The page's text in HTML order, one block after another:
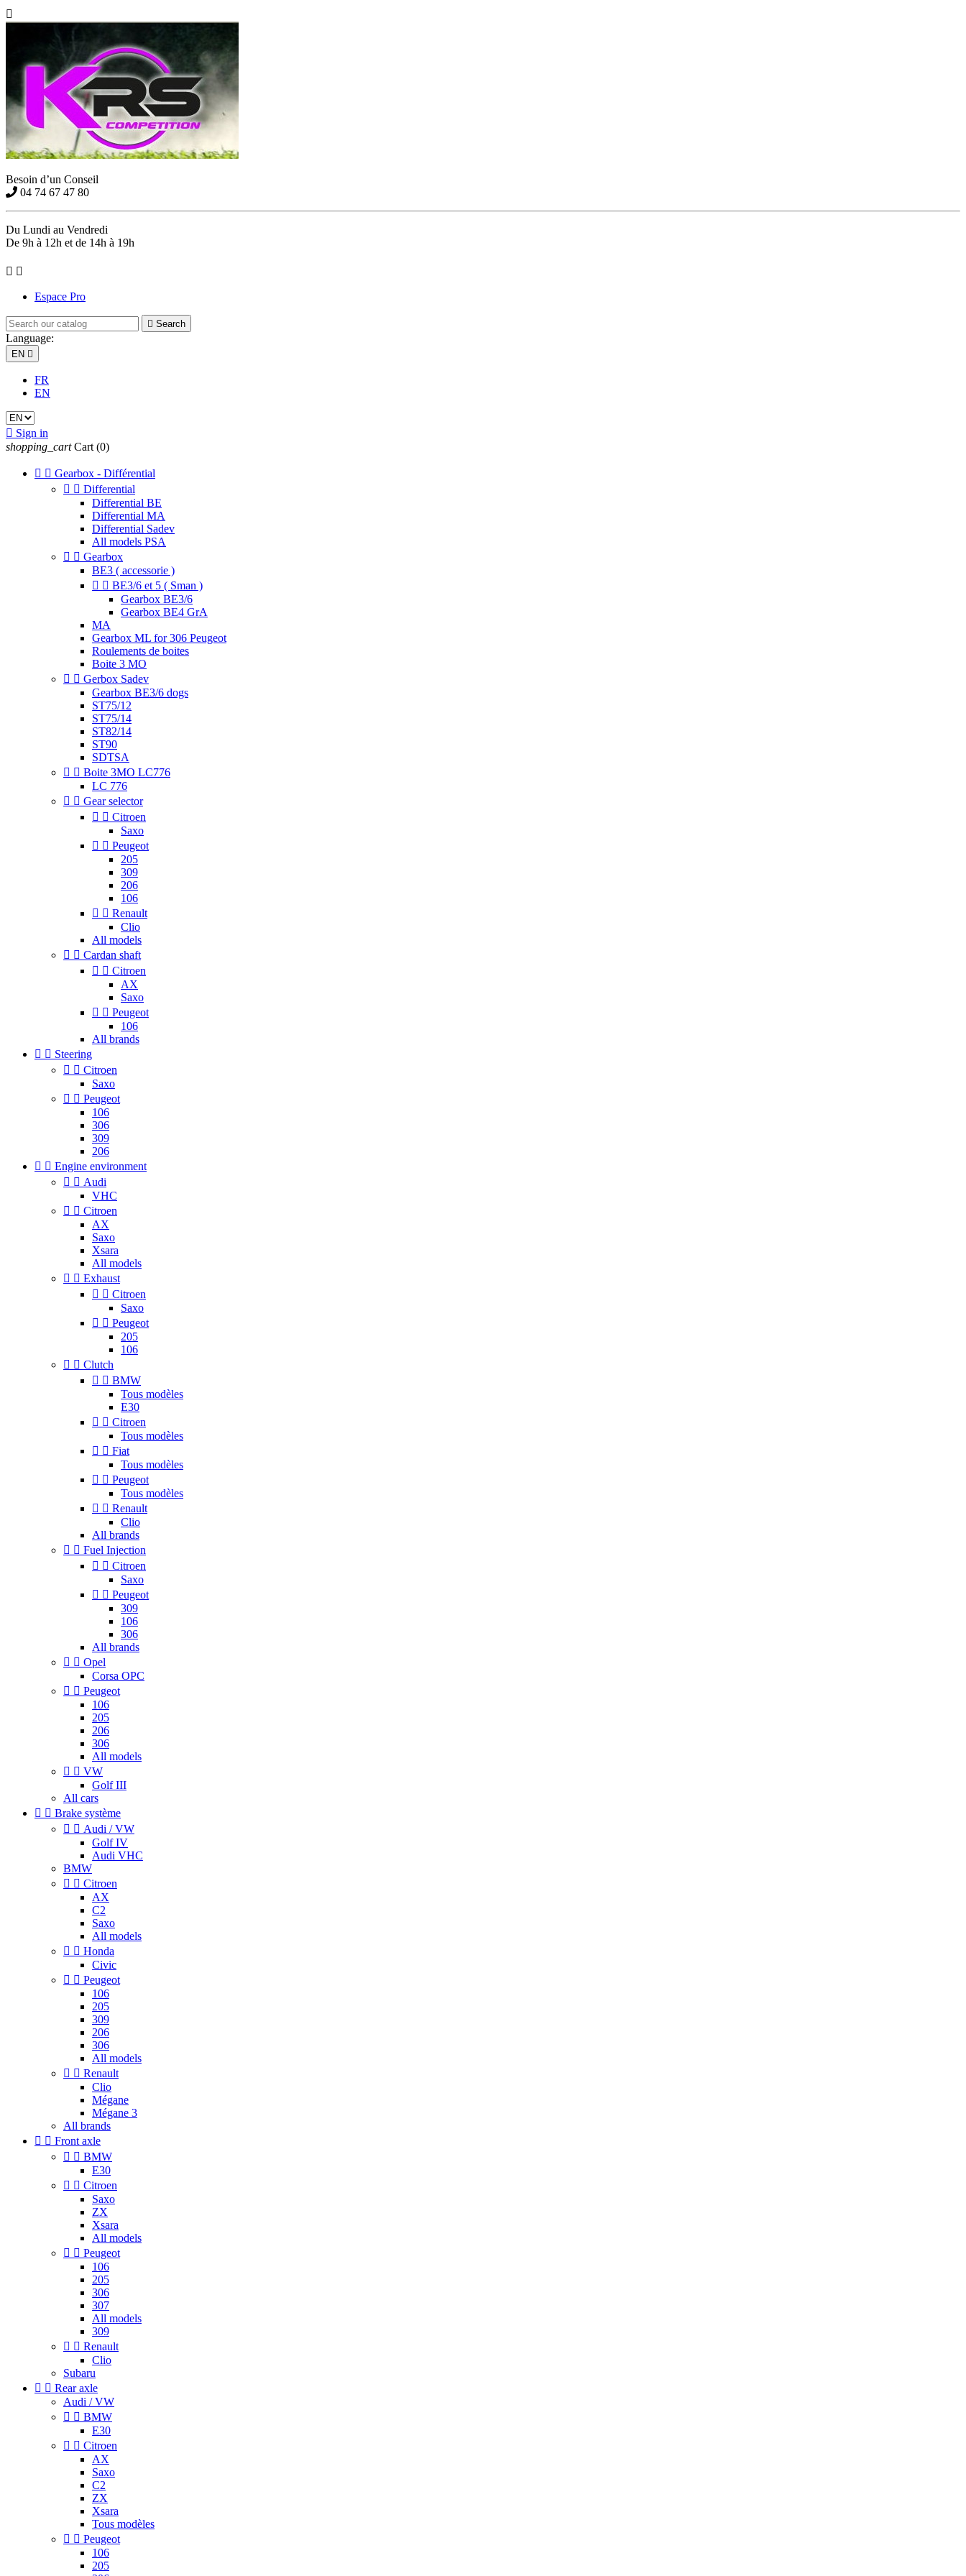

Besoin d’un Conseil
04 74 67 47 80
Du Lundi au Vendredi
De 9h à 12h et de 14h à 19h
 
Espace Pro
 Search
Language:
EN 
FR
EN
 Sign in
shopping_cart Cart (0)
  Gearbox - Différential
  Differential
Differential BE
Differential MA
Differential Sadev
All models PSA
  Gearbox
BE3 ( accessorie )
  BE3/6 et 5 ( Sman )
Gearbox BE3/6
Gearbox BE4 GrA
MA
Gearbox ML for 306 Peugeot
Roulements de boites
Boite 3 MO
  Gerbox Sadev
Gearbox BE3/6 dogs
ST75/12
ST75/14
ST82/14
ST90
SDTSA
  Boite 3MO LC776
LC 776
  Gear selector
  Citroen
Saxo
  Peugeot
205
309
206
106
  Renault
Clio
All models
  Cardan shaft
  Citroen
AX
Saxo
  Peugeot
106
All brands
  Steering
  Citroen
Saxo
  Peugeot
106
306
309
206
  Engine environment
  Audi
VHC
  Citroen
AX
Saxo
Xsara
All models
  Exhaust
  Citroen
Saxo
  Peugeot
205
106
  Clutch
  BMW
Tous modèles
E30
  Citroen
Tous modèles
  Fiat
Tous modèles
  Peugeot
Tous modèles
  Renault
Clio
All brands
  Fuel Injection
  Citroen
Saxo
  Peugeot
309
106
306
All brands
  Opel
Corsa OPC
  Peugeot
106
205
206
306
All models
  VW
Golf III
All cars
  Brake système
  Audi / VW
Golf IV
Audi VHC
BMW
  Citroen
AX
C2
Saxo
All models
  Honda
Civic
  Peugeot
106
205
309
206
306
All models
  Renault
Clio
Mégane
Mégane 3
All brands
  Front axle
  BMW
E30
  Citroen
Saxo
ZX
Xsara
All models
  Peugeot
106
205
306
307
All models
309
  Renault
Clio
Subaru
  Rear axle
Audi / VW
  BMW
E30
  Citroen
AX
Saxo
C2
ZX
Xsara
Tous modèles
  Peugeot
106
205